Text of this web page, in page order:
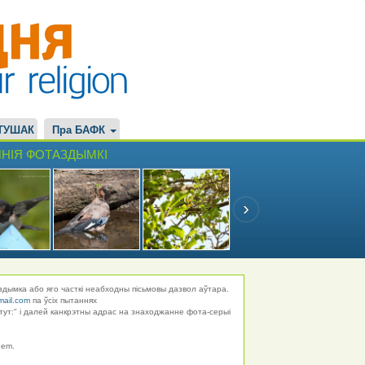
Пра БАФК
ФОТАЗДЫМКІ
або яго часткі неабходны пісьмовы дазвол аўтара.
па ўсіх пытаннях
і далей канкрэтны адрас на знаходжанне фота-серыі